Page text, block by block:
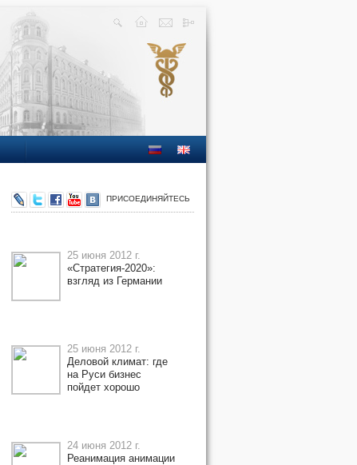
ПРИСОЕДИНЯЙТЕСЬ
25 июня 2012 г.
«Стратегия-2020»:
взгляд из Германии
25 июня 2012 г.
Деловой климат: где
на Руси бизнес
пойдет хорошо
24 июня 2012 г.
Реанимация анимации